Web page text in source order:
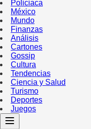
Policiaca
México
Mundo
Finanzas
Análisis
Cartones
Gossip
Cultura
Tendencias
Ciencia y Salud
Turismo
Deportes
Juegos